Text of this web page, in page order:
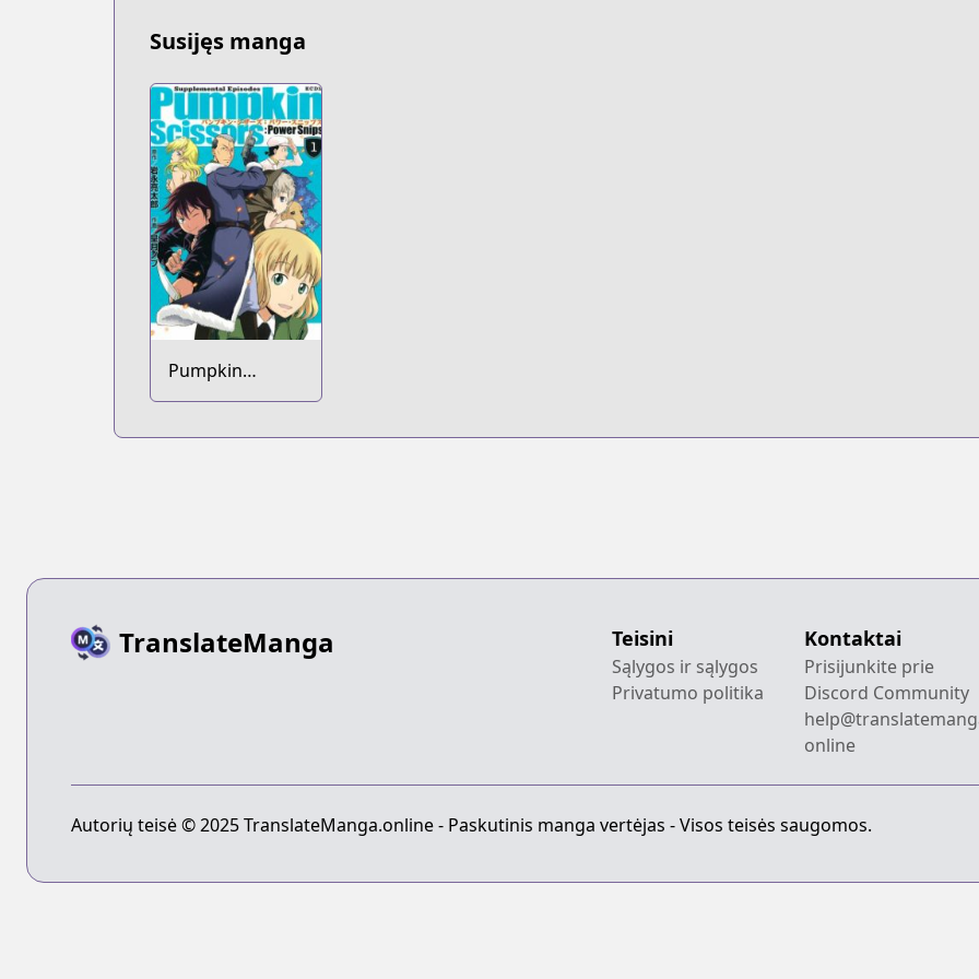
Susijęs manga
Pumpkin
Scissors: Power
TranslateManga Teisini
Sąlygos ir sąlygos
Privatumo politika
Kontaktai
Prisijunkite prie
Discord Community
online
Autorių teisė © 2025 TranslateManga.online - Paskutinis manga vertėjas - Visos teisės saugomos.